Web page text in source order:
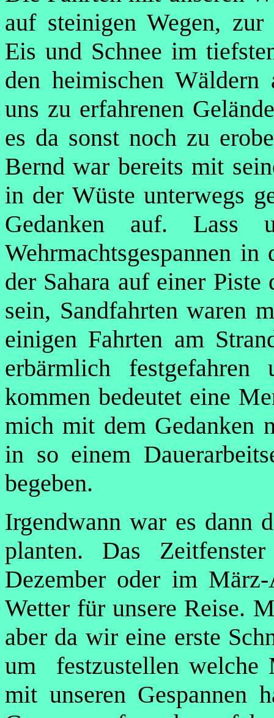
auf steinigen Wegen,
Eis und Schnee im
den heimischen Wäldern
uns zu erfahrenen
es da sonst noch zu
Bernd war bereits mit
in der Wüste unterwegs
Gedanken auf. Lass
Wehrmachtsgespannen
der Sahara auf einer
sein, Sandfahrten waren
einigen Fahrten am
erbärmlich
kommen bedeutet eine
mich mit dem Gedanken
in so einem
begeben.
Irgendwann war es dann
planten. Das
Dezember oder im
Wetter für unsere Reise.
aber da wir eine erste
um festzustellen
mit unseren Gespannen